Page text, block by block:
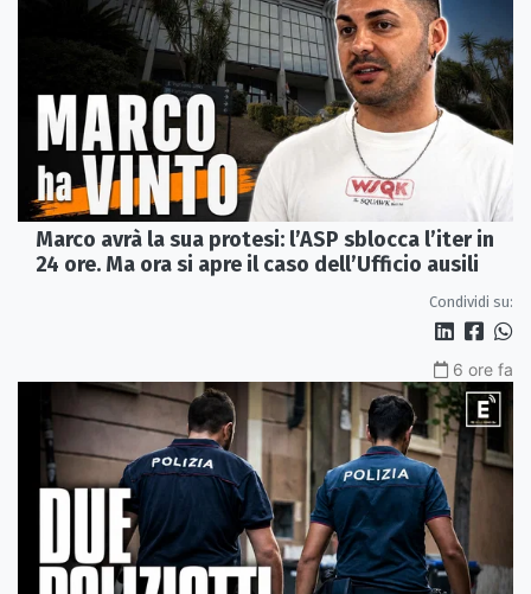
Marco avrà la sua protesi: l’ASP sblocca l’iter in
24 ore. Ma ora si apre il caso dell’Ufficio ausili
Condividi su:
6 ore fa